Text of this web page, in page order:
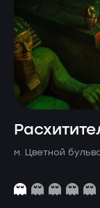
м. Цветной